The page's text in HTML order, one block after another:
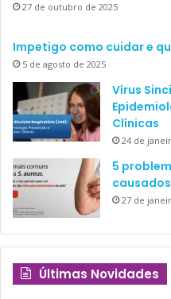
27 de outubro de 2025
Impetigo como cuidar e
5 de agosto de 2025
Vírus
Clínicas
24 de
5
27 de
Últimas Novidades